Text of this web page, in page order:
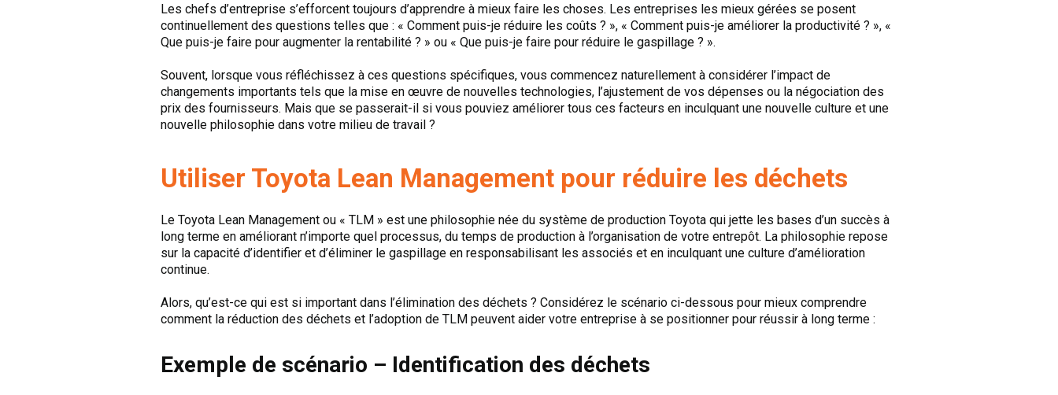
Les chefs d’entreprise s’efforcent toujours d’apprendre à mieux faire les choses. Les entreprises les mieux gérées se posent
continuellement des questions telles que : « Comment puis-je réduire les coûts ? », « Comment puis-je améliorer la productivité ? », «
Que puis-je faire pour augmenter la rentabilité ? » ou « Que puis-je faire pour réduire le gaspillage ? ».
Souvent, lorsque vous réfléchissez à ces questions spécifiques, vous commencez naturellement à considérer l’impact de
changements importants tels que la mise en œuvre de nouvelles technologies, l’ajustement de vos dépenses ou la négociation des
prix des fournisseurs. Mais que se passerait-il si vous pouviez améliorer tous ces facteurs en inculquant une nouvelle culture et une
nouvelle philosophie dans votre milieu de travail ?
Utiliser Toyota Lean Management pour réduire les déchets
Le Toyota Lean Management ou « TLM » est une philosophie née du système de production Toyota qui jette les bases d’un succès à
long terme en améliorant n’importe quel processus, du temps de production à l’organisation de votre entrepôt. La philosophie repose
sur la capacité d’identifier et d’éliminer le gaspillage en responsabilisant les associés et en inculquant une culture d’amélioration
continue.
Alors, qu’est-ce qui est si important dans l’élimination des déchets ? Considérez le scénario ci-dessous pour mieux comprendre
comment la réduction des déchets et l’adoption de TLM peuvent aider votre entreprise à se positionner pour réussir à long terme :
Exemple de scénario – Identification des déchets